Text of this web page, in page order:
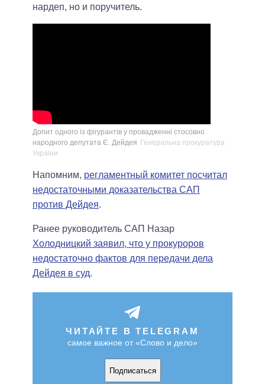
нардеп, но и поручитель.
Допит одного із фігурантів у провадженні стосовно
народного депутата Є. Дейдея Генеральна прокуратура
України
Напомним, регламентный комитет посчитал
недостаточными доказательства САП
против Дейдея.
Ранее руководитель САП Назар
Холодницкий заявил, что у прокуроров
недостаточно фактов для передачи дела
Дейдея в суд.
ЧИТАЙТЕ В TELEGRAM
самое важное от «Слово и дело»
Подписаться